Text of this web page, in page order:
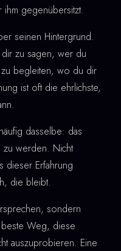
gegenübersitzt.
seinen Hintergrund.
dir zu sagen, wer du
begleiten, wo du dir
ist oft die ehrlichste,
dasselbe: das
zu werden. Nicht
dieser Erfahrung
die bleibt.
sondern
Weg, diese
auszuprobieren. Eine